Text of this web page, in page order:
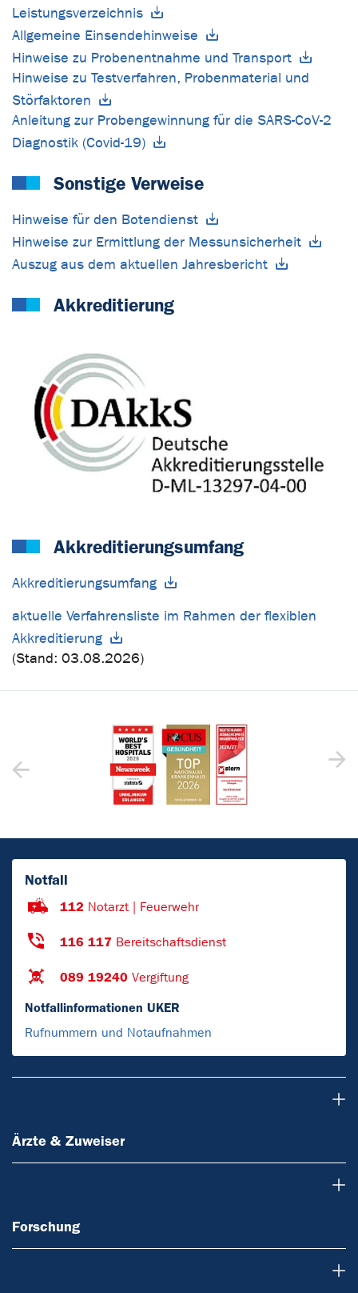
Leistungsverzeichnis
Allgemeine Einsendehinweise
Hinweise zu Probenentnahme und Transport
Hinweise zu Testverfahren, Probenmaterial und
Störfaktoren
Anleitung zur Probengewinnung für die SARS-CoV-2
Diagnostik (Covid-19)
Sonstige Verweise
Hinweise für den Botendienst
Hinweise zur Ermittlung der Messunsicherheit
Auszug aus dem aktuellen Jahresbericht
Akkreditierung
Akkreditierungsumfang
Akkreditierungsumfang
aktuelle Verfahrensliste im Rahmen der flexiblen
Akkreditierung
(Stand: 03.08.2026)
Notfall
112 Notarzt | Feuerwehr
116 117 Bereitschaftsdienst
089 19240 Vergiftung
Notfallinformationen UKER
Rufnummern und Notaufnahmen
Ärzte & Zuweiser
Forschung